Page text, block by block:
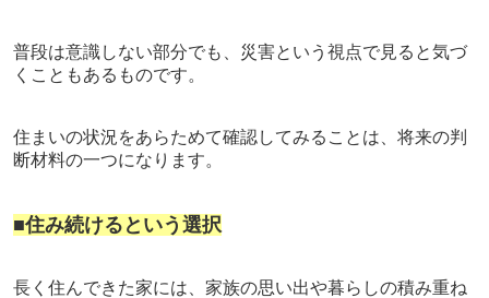
普段は意識しない部分でも、災害という視点で見ると気づ
くこともあるものです。
住まいの状況をあらためて確認してみることは、将来の判
断材料の一つになります。
■住み続けるという選択
長く住んできた家には、家族の思い出や暮らしの積み重ね